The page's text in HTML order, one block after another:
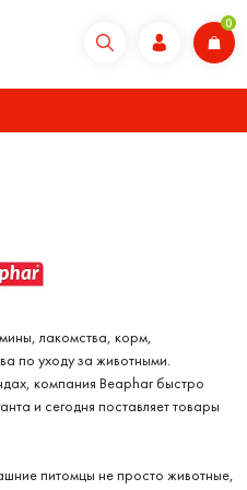
0
лакомства, корм,
по уходу за животными.
компания Beaphar быстро
и сегодня поставляет товары
питомцы не просто животные,